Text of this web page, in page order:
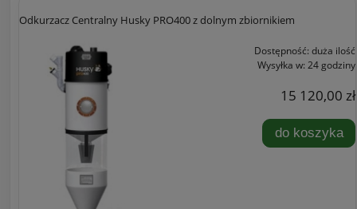
Odkurzacz Centralny Husky PRO400 z dolnym zbiornikiem
Dostępność: duża ilość
Wysyłka w: 24 godziny
15 120,00 zł
do koszyka